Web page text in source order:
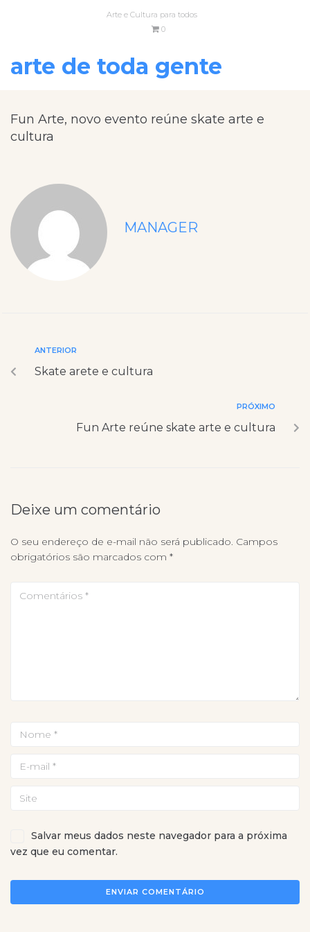
Arte e Cultura para todos
0
arte de toda gente
Fun Arte, novo evento reúne skate arte e
cultura
MANAGER
ANTERIOR
Skate arete e cultura
PRÓXIMO
Fun Arte reúne skate arte e cultura
Deixe um comentário
O seu endereço de e-mail não será publicado. Campos
obrigatórios são marcados com *
Salvar meus dados neste navegador para a próxima
vez que eu comentar.